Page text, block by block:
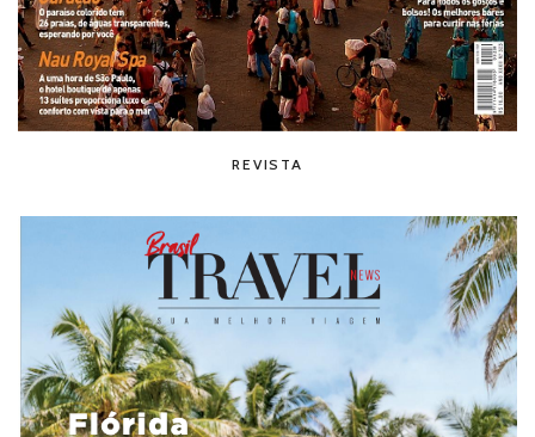
REVISTA